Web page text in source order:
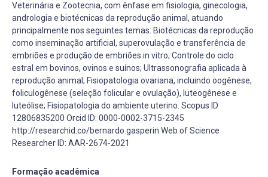
Veterinária e Zootecnia, com ênfase em fisiologia, ginecologia,
andrologia e biotécnicas da reprodução animal, atuando
principalmente nos seguintes temas: Biotécnicas da reprodução
como inseminação artificial, superovulação e transferência de
embriões e produção de embriões in vitro; Controle do ciclo
estral em bovinos, ovinos e suínos; Ultrassonografia aplicada à
reprodução animal; Fisiopatologia ovariana, incluindo oogênese,
foliculogênese (seleção folicular e ovulação), luteogênese e
luteólise; Fisiopatologia do ambiente uterino. Scopus ID
12806835200 Orcid ID: 0000-0002-3715-2345
http://researchid.co/bernardo.gasperin Web of Science
Researcher ID: AAR-2674-2021
Formação acadêmica